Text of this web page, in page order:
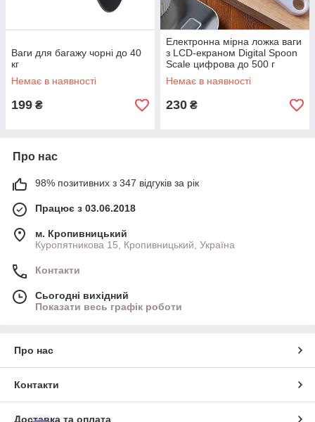
Ваги для багажу чорні до 40
кг
Немає в наявності
199 ₴
Електронна мірна ложка ваги
з LCD-екраном Digital Spoon
Scale цифрова до 500 г
Немає в наявності
230 ₴
Про нас
98% позитивних з 347 відгуків за рік
Працює з 03.06.2018
м. Кропивницький
Куропятникова 15, Кропивницький, Україна
Контакти
Сьогодні вихідний
Показати весь графік роботи
Про нас
Контакти
Доставка та оплата